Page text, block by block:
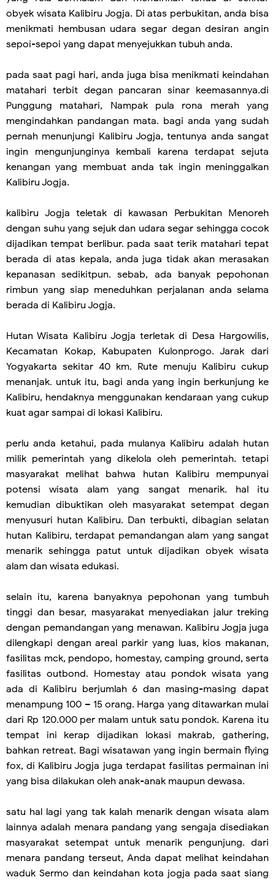
obyek wisata Kalibiru Jogja. Di atas perbukitan, anda bisa
menikmati hembusan udara segar degan desiran angin
sepoi-sepoi yang dapat menyejukkan tubuh anda.
pada saat pagi hari, anda juga bisa menikmati keindahan
matahari terbit degan pancaran sinar keemasannya.di
Punggung matahari, Nampak pula rona merah yang
mengindahkan pandangan mata. bagi anda yang sudah
pernah menunjungi Kalibiru Jogja, tentunya anda sangat
ingin mengunjunginya kembali karena terdapat sejuta
kenangan yang membuat anda tak ingin meninggalkan
Kalibiru Jogja.
kalibiru Jogja teletak di kawasan Perbukitan Menoreh
dengan suhu yang sejuk dan udara segar sehingga cocok
dijadikan tempat berlibur. pada saat terik matahari tepat
berada di atas kepala, anda juga tidak akan merasakan
kepanasan sedikitpun. sebab, ada banyak pepohonan
rimbun yang siap meneduhkan perjalanan anda selama
berada di Kalibiru Jogja.
Hutan Wisata Kalibiru Jogja terletak di Desa Hargowilis,
Kecamatan Kokap, Kabupaten Kulonprogo. Jarak dari
Yogyakarta sekitar 40 km. Rute menuju Kalibiru cukup
menanjak. untuk itu, bagi anda yang ingin berkunjung ke
Kalibiru, hendaknya menggunakan kendaraan yang cukup
kuat agar sampai di lokasi Kalibiru.
perlu anda ketahui, pada mulanya Kalibiru adalah hutan
milik pemerintah yang dikelola oleh pemerintah. tetapi
masyarakat melihat bahwa hutan Kalibiru mempunyai
potensi wisata alam yang sangat menarik. hal itu
kemudian dibuktikan oleh masyarakat setempat degan
menyusuri hutan Kalibiru. Dan terbukti, dibagian selatan
hutan Kalibiru, terdapat pemandangan alam yang sangat
menarik sehingga patut untuk dijadikan obyek wisata
alam dan wisata edukasi.
selain itu, karena banyaknya pepohonan yang tumbuh
tinggi dan besar, masyarakat menyediakan jalur treking
dengan pemandangan yang menawan. Kalibiru Jogja juga
dilengkapi dengan areal parkir yang luas, kios makanan,
fasilitas mck, pendopo, homestay, camping ground, serta
fasilitas outbond. Homestay atau pondok wisata yang
ada di Kalibiru berjumlah 6 dan masing-masing dapat
menampung 100 – 15 orang. Harga yang ditawarkan mulai
dari Rp 120.000 per malam untuk satu pondok. Karena itu
tempat ini kerap dijadikan lokasi makrab, gathering,
bahkan retreat. Bagi wisatawan yang ingin bermain flying
fox, di Kalibiru Jogja juga terdapat fasilitas permainan ini
yang bisa dilakukan oleh anak-anak maupun dewasa.
satu hal lagi yang tak kalah menarik dengan wisata alam
lainnya adalah menara pandang yang sengaja disediakan
masyarakat setempat untuk menarik pengunjung. dari
menara pandang terseut, Anda dapat melihat keindahan
waduk Sermo dan keindahan kota jogja pada saat siang